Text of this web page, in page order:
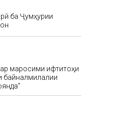
ба Ҷумҳурии
маросими ифтитоҳи
байналмилалии